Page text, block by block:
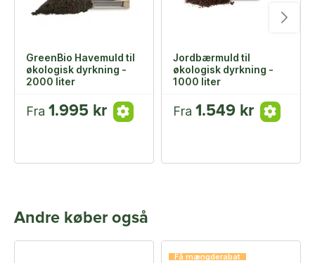
GreenBio Havemuld til
økologisk dyrkning -
2000 liter
Fra 1.995 kr
Jordbærmuld til
økologisk dyrkning -
1000 liter
Fra 1.549 kr
Andre køber også
Få mængderabat